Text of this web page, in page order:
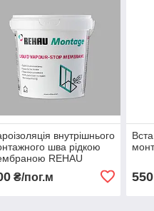
внутрішнього
шва рідкою
REHAU
₴/пог.м 550